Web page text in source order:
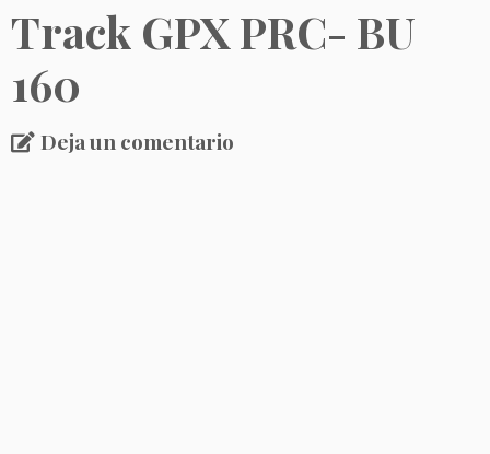
Track GPX PRC- BU
160
Deja un comentario